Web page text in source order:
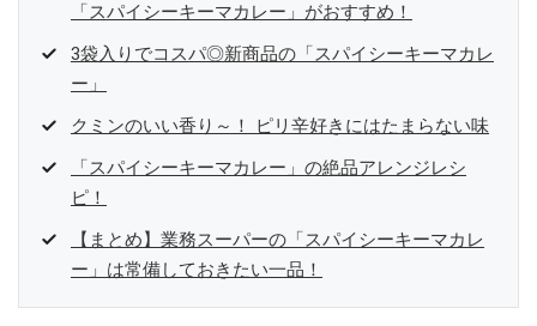
「スパイシーキーマカレー」がおすすめ！
3袋入りでコスパ◎新商品の「スパイシーキーマカレ
ー」
クミンのいい香り～！ ピリ辛好きにはたまらない味
「スパイシーキーマカレー」の絶品アレンジレシ
ピ！
【まとめ】業務スーパーの「スパイシーキーマカレ
ー」は常備しておきたい一品！